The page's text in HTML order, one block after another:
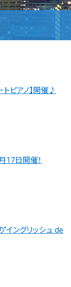
トピアノ】開催♪
17日開催！
イングリッシュ de